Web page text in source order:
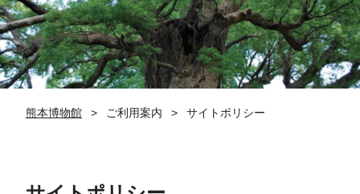
熊本博物館 ご利用案内 サイトポリシー